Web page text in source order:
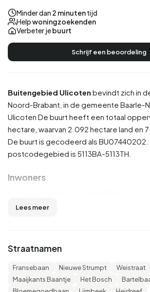
Buitengebied Ulicoten bevindt zich in
Noord-Brabant , in de gemeente Baarle-
Ulicoten De buurt heeft een totaal
hectare, waarvan 2.092 hectare land en
De buurt is gecodeerd als BU07440202.
postcodegebied is 5113BA-5113TH.
Inwoners
man en 48,2% vrouw. De meeste
is ongehuwd, 47,4% is gehuwd, 3,5% is
3,5% is verweduwd. 420 inwoners
140 komen uit Europa en 10 komen uit
Lees meer
Straatnamen
Fransebaan Nieuwe Strumpt
Weistraat
Maaijkants Baantje
Het Bosch
Minder dan 2 minutentijd
Helpwoningzoekenden
Verbeter jebuurt
Schrijf een beoordeling